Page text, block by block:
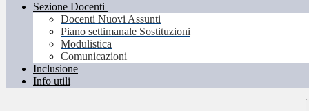
Sezione Docenti
Docenti Nuovi Assunti
Piano settimanale Sostituzioni
Modulistica
Comunicazioni
Inclusione
Info utili